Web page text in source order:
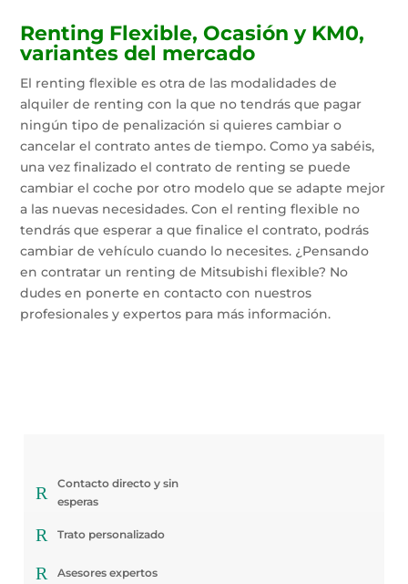
Renting Flexible, Ocasión y KM0,
variantes del mercado
El renting flexible es otra de las modalidades de
alquiler de renting con la que no tendrás que pagar
ningún tipo de penalización si quieres cambiar o
cancelar el contrato antes de tiempo. Como ya sabéis,
una vez finalizado el contrato de renting se puede
cambiar el coche por otro modelo que se adapte mejor
a las nuevas necesidades. Con el renting flexible no
tendrás que esperar a que finalice el contrato, podrás
cambiar de vehículo cuando lo necesites. ¿Pensando
en contratar un renting de Mitsubishi flexible? No
dudes en ponerte en contacto con nuestros
profesionales y expertos para más información.
R
Contacto directo y sin
esperas
R Trato personalizado
R Asesores expertos